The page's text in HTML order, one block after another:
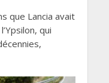
que Lancia avait
qui